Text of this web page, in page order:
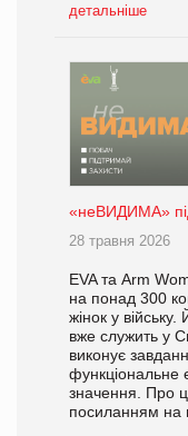
детальніше
«неВИДИМА»
28 травня 2026
EVA та Arm
на понад 300
жінок у
вже служить у
виконує
функціональне
значення. Про
посиланням на